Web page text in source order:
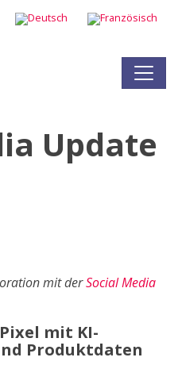
Update
mit derSocial Media
mit KI-
Produktdaten